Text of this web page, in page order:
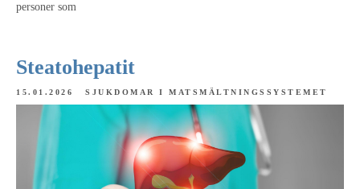
personer som
Steatohepatit
15.01.2026 SJUKDOMAR I MATSMÄLTNINGSSYSTEMET